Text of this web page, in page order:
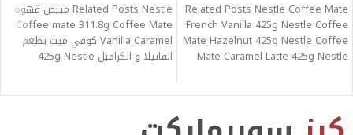
Related Posts Nestle Coffee Mate
French Vanilla 425g Nestle Coffee
Mate Hazelnut 425g Nestle Coffee
Mate Caramel Latte 425g Nestle
Related Posts Nestle مبيض قهوة
Coffee mate 311.8g Coffee Mate
Vanilla Caramel كوفي ميت بطعم
الفانيلا و الكراميل 425g Nestle